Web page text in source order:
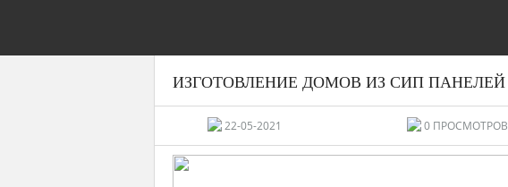
ИЗГОТОВЛЕНИЕ ДОМОВ ИЗ СИП ПАНЕЛЕЙ
22-05-2021 0 ПРОСМОТРОВ